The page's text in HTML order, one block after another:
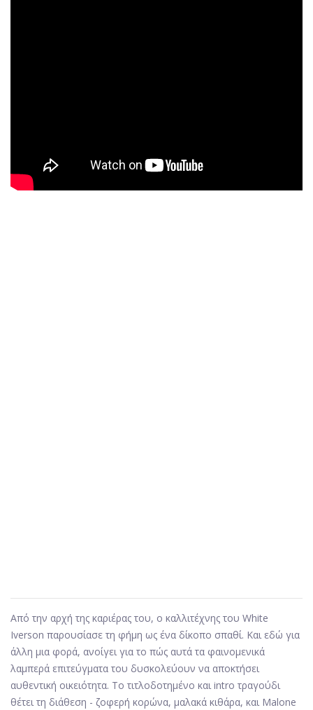
Από την αρχή της καριέρας του, ο καλλιτέχνης του White
Iverson παρουσίασε τη φήμη ως ένα δίκοπο σπαθί. Και εδώ για
άλλη μια φορά, ανοίγει για το πώς αυτά τα φαινομενικά
λαμπερά επιτεύγματα του δυσκολεύουν να αποκτήσει
αυθεντική οικειότητα. Το τιτλοδοτημένο και intro τραγούδι
θέτει τη διάθεση - ζοφερή κορώνα, μαλακά κιθάρα, και Malone